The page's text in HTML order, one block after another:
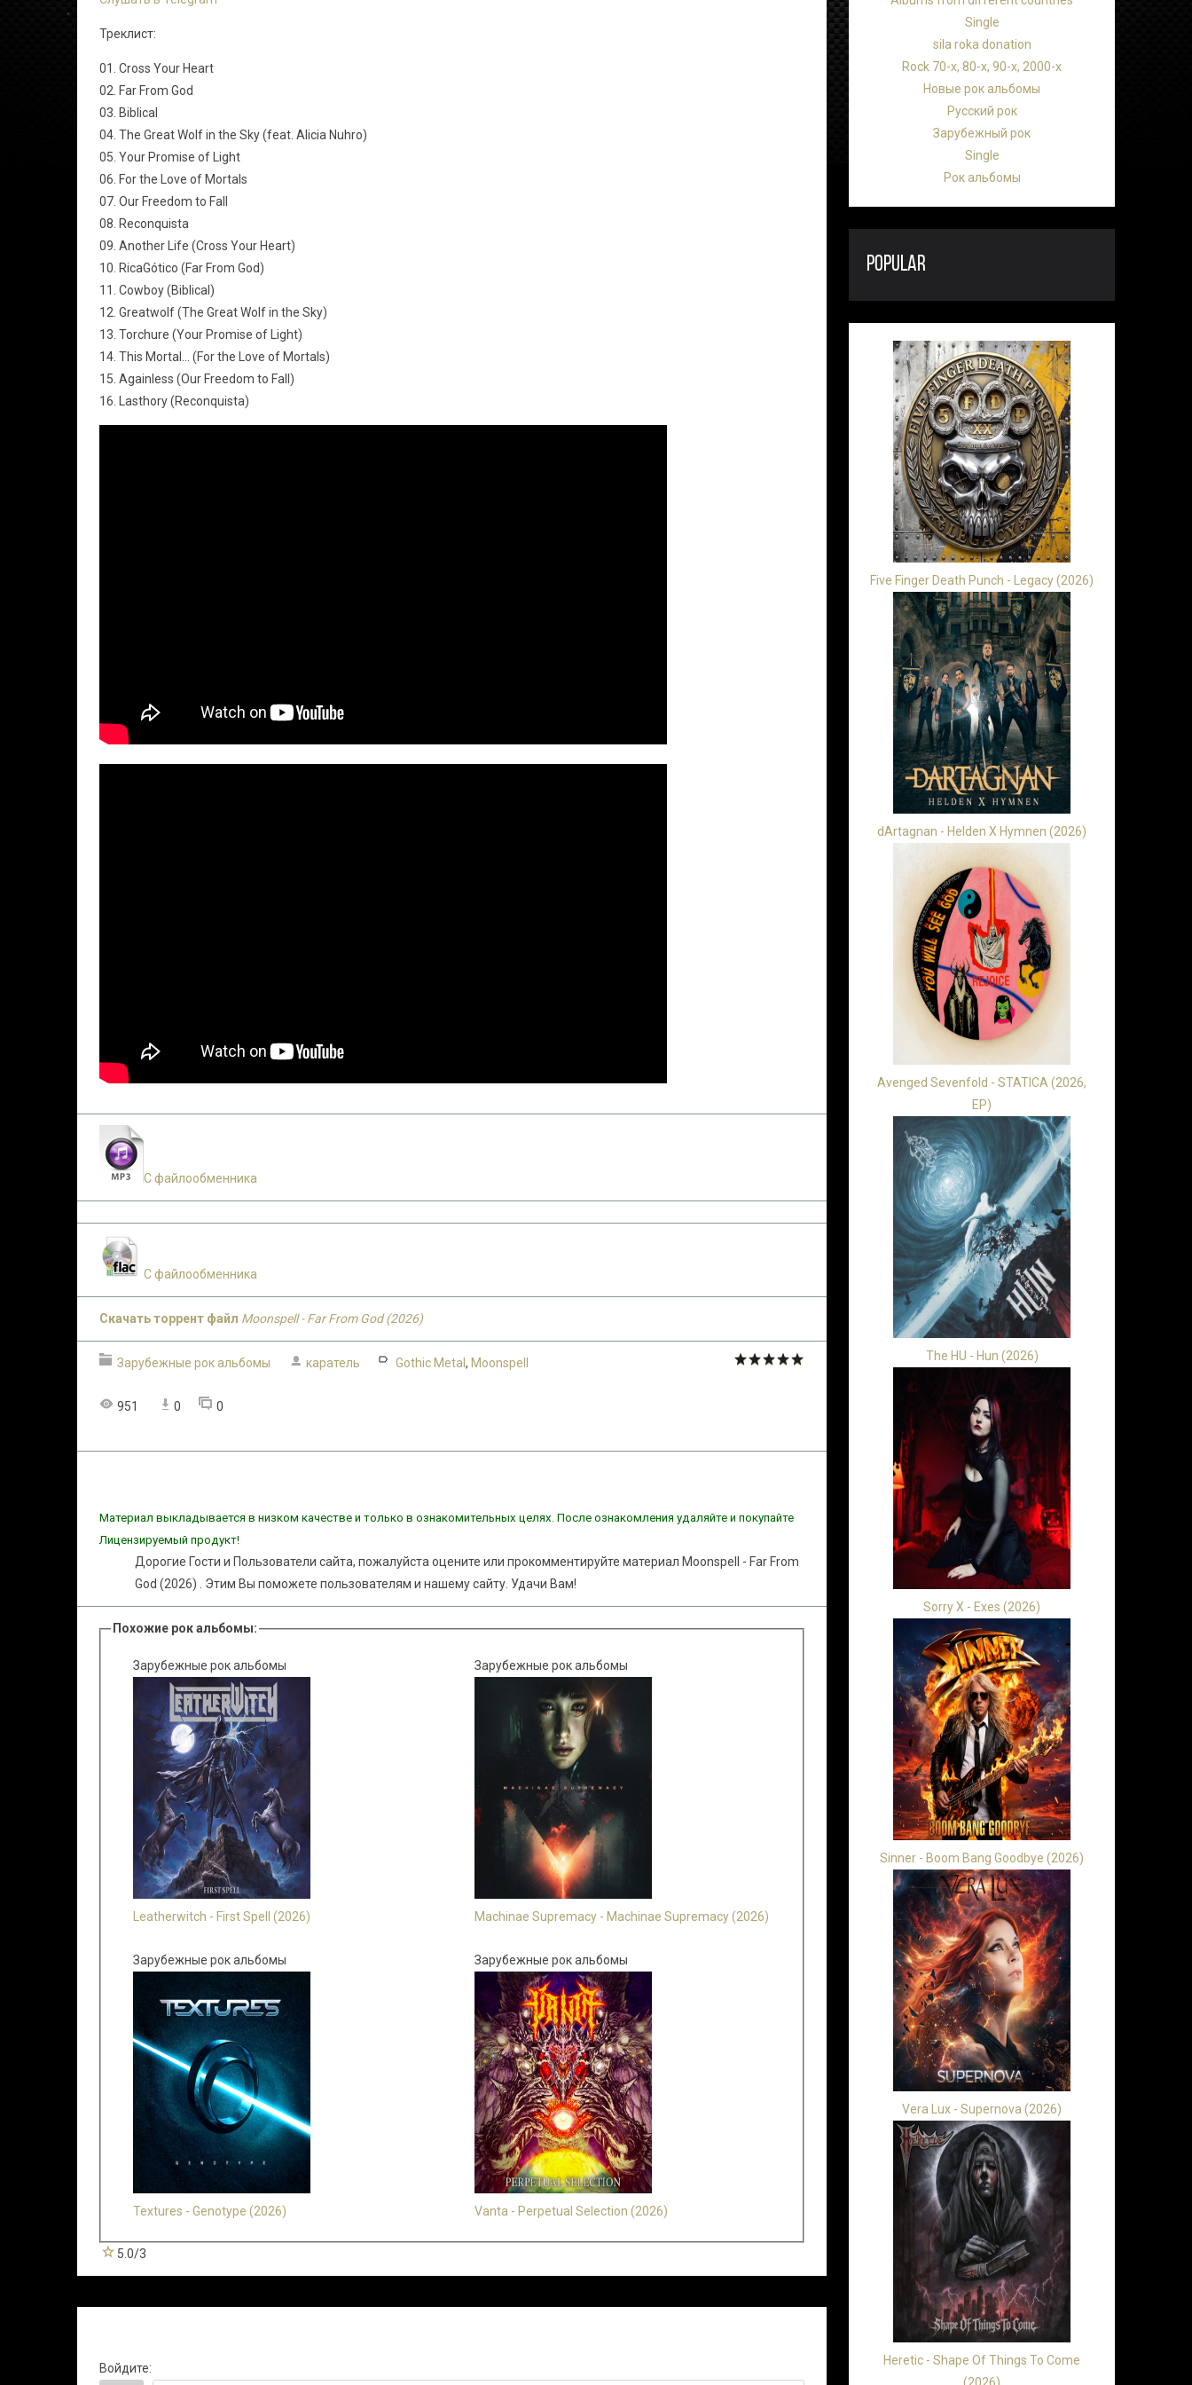
Треклист:
01. Cross Your Heart
02. Far From God
03. Biblical
04. The Great Wolf in the Sky (feat. Alicia Nuhro)
05. Your Promise of Light
06. For the Love of Mortals
07. Our Freedom to Fall
08. Reconquista
09. Another Life (Cross Your Heart)
10. RicaGótico (Far From God)
11. Cowboy (Biblical)
12. Greatwolf (The Great Wolf in the Sky)
13. Torchure (Your Promise of Light)
14. This Mortal... (For the Love of Mortals)
15. Againless (Our Freedom to Fall)
16. Lasthory (Reconquista)
С файлообменника
С файлообменника
Скачать торрент файл Moonspell - Far From God (2026)
Зарубежные рок альбомы каратель Gothic Metal , Moonspell
951 0 0
Материал выкладывается в низком качестве и только в ознакомительных целях. После ознакомления удаляйте и покупайте
Лицензируемый продукт!
Дорогие Гости и Пользователи сайта, пожалуйста оцените или прокомментируйте материал Moonspell - Far From
God (2026) . Этим Вы поможете пользователям и нашему сайту. Удачи Вам!
Похожие рок альбомы:
Зарубежные рок альбомы
Leatherwitch - First Spell (2026)
Зарубежные рок альбомы
Machinae Supremacy - Machinae Supremacy (2026)
Зарубежные рок альбомы
Textures - Genotype (2026)
Зарубежные рок альбомы
Vanta - Perpetual Selection (2026)
5.0/3
Войдите:
Single
sila roka donation
Rock 70-х, 80-х, 90-х, 2000-х
Новые рок альбомы
Русский рок
Зарубежный рок
Single
Рок альбомы
POPULAR
Five Finger Death Punch - Legacy (2026)
dArtagnan - Helden X Hymnen (2026)
Avenged Sevenfold - STATICA (2026,
EP)
The HU - Hun (2026)
Sorry X - Exes (2026)
Sinner - Boom Bang Goodbye (2026)
Vera Lux - Supernova (2026)
Heretic - Shape Of Things To Come